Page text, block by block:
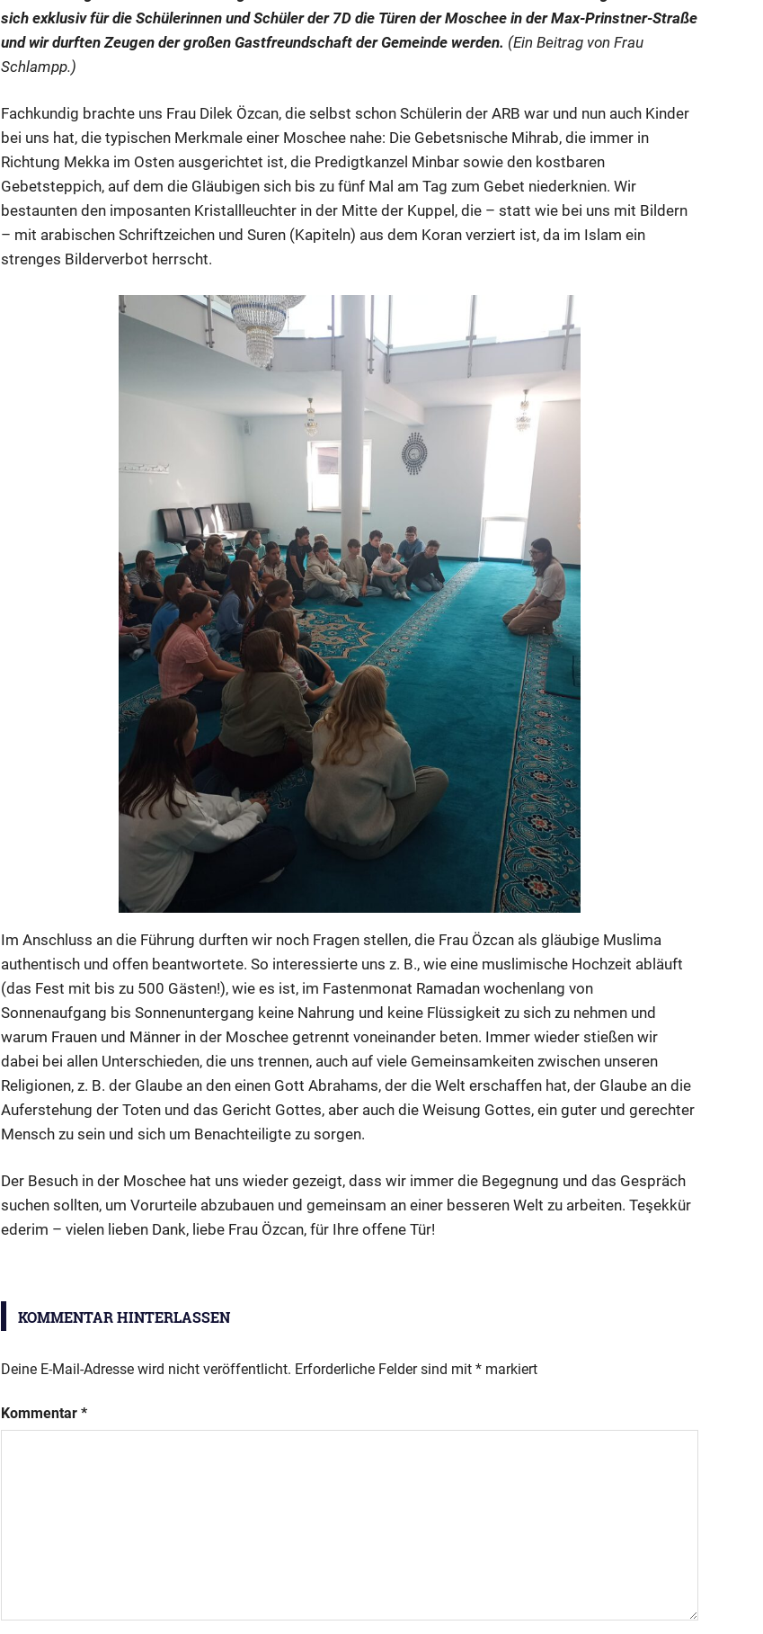
sich exklusiv für die Schülerinnen und Schüler der 7D die Türen der Moschee in der Max-Prinstner-Straße
und wir durften Zeugen der großen Gastfreundschaft der Gemeinde werden. (Ein Beitrag von Frau
Schlampp.)
Fachkundig brachte uns Frau Dilek Özcan, die selbst schon Schülerin der ARB war und nun auch Kinder
bei uns hat, die typischen Merkmale einer Moschee nahe: Die Gebetsnische Mihrab, die immer in
Richtung Mekka im Osten ausgerichtet ist, die Predigtkanzel Minbar sowie den kostbaren
Gebetsteppich, auf dem die Gläubigen sich bis zu fünf Mal am Tag zum Gebet niederknien. Wir
bestaunten den imposanten Kristallleuchter in der Mitte der Kuppel, die – statt wie bei uns mit Bildern
– mit arabischen Schriftzeichen und Suren (Kapiteln) aus dem Koran verziert ist, da im Islam ein
strenges Bilderverbot herrscht.
Im Anschluss an die Führung durften wir noch Fragen stellen, die Frau Özcan als gläubige Muslima
authentisch und offen beantwortete. So interessierte uns z. B., wie eine muslimische Hochzeit abläuft
(das Fest mit bis zu 500 Gästen!), wie es ist, im Fastenmonat Ramadan wochenlang von
Sonnenaufgang bis Sonnenuntergang keine Nahrung und keine Flüssigkeit zu sich zu nehmen und
warum Frauen und Männer in der Moschee getrennt voneinander beten. Immer wieder stießen wir
dabei bei allen Unterschieden, die uns trennen, auch auf viele Gemeinsamkeiten zwischen unseren
Religionen, z. B. der Glaube an den einen Gott Abrahams, der die Welt erschaffen hat, der Glaube an die
Auferstehung der Toten und das Gericht Gottes, aber auch die Weisung Gottes, ein guter und gerechter
Mensch zu sein und sich um Benachteiligte zu sorgen.
Der Besuch in der Moschee hat uns wieder gezeigt, dass wir immer die Begegnung und das Gespräch
suchen sollten, um Vorurteile abzubauen und gemeinsam an einer besseren Welt zu arbeiten. Teşekkür
ederim – vielen lieben Dank, liebe Frau Özcan, für Ihre offene Tür!
KOMMENTAR HINTERLASSEN
Deine E-Mail-Adresse wird nicht veröffentlicht. Erforderliche Felder sind mit * markiert
Kommentar *